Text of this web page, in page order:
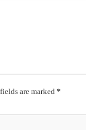
are marked *